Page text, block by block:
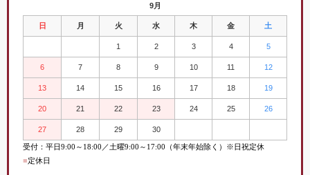
9月
日 月 火 水 木 金 土
1 2 3 4 5
6 7 8 9 10 11 12
13 14 15 16 17 18 19
20 21 22 23 24 25 26
27 28 29 30
受付：平日9:00 ～ 18:00／土曜9:00 ～ 17:00（年末年始除く）※日祝定休
■定休日